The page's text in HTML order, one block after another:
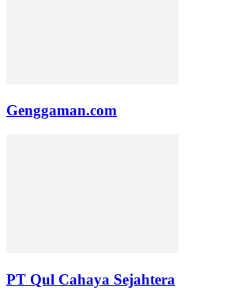
Genggaman.com
PT Qul Cahaya Sejahtera